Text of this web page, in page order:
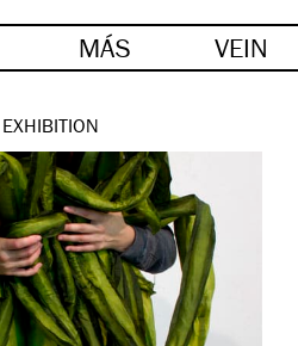
MÁS VEIN
EXHIBITION